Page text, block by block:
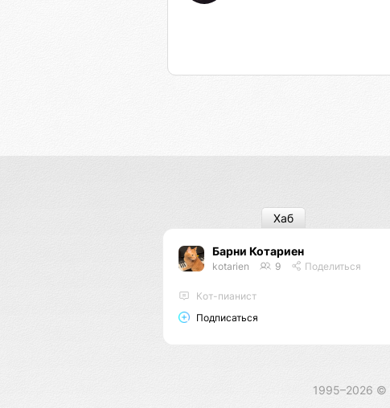
Барни Котариен
kotarien 9 Поделиться
Кот-пианист
Подписаться
Хаб
1995–2026 ©